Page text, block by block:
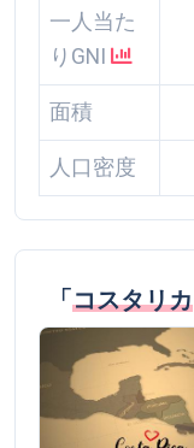
一人当た
りGNI
面積
人口密度
「コスタリカ